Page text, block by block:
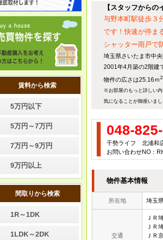
【スタッフからの
与野本町駅徒歩３
です！快速が停ま
シャッター雨戸で
埼玉県さいたま市中
2001年4月築の2階建
物件の広さは25.16ｍ2
※お部屋のもっと詳しい内
気になることが御座いま
048-
千勢ライフ 北浦和
お問い合わせNO：
物件基本情報
所在地 埼玉
交通
ＪＲ
ＪＲ
ＪＲ
＜年末年始の休業のお知らせ
＞
誠に勝手ながら、年末年始に
伴い、下記の期間を休業とさ
休業期間：2025年12月27日
（土）〜2026年1月4日（日）
まで
は、1月5日午後以降に順次対
お客様にはご不便、ご迷惑を
理解とご協力を賜りますよう
7/27
●夏季休業のお知らせ●
り休業となります。
賃料から検索
5万円以下
5万円～7万円
7万円～9万円
9万円以上
間取りから検索
1R～1DK
1LDK～2DK